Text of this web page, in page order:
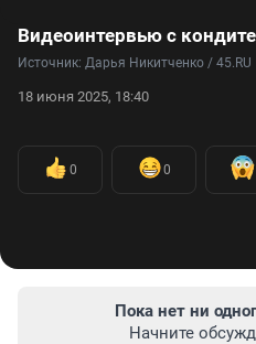
Источник: Дарья Никитченко / 45.RU
18 июня 2025, 18:40
0 0
Пока нет ни
Начните